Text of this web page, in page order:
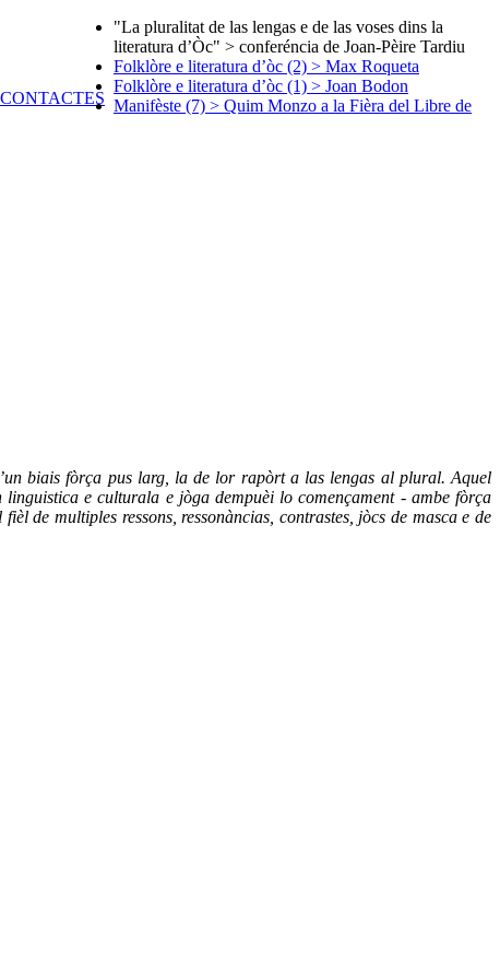
"La pluralitat de las lengas e de las voses dins la
literatura d’Òc" > conferéncia de Joan-Pèire Tardiu
Folklòre e literatura d’òc (2) > Max Roqueta
Folklòre e literatura d’òc (1) > Joan Bodon
Manifèste (7) > Quim Monzo a la Fièra del Libre de
biais fòrça pus larg, la de lor rapòrt a las lengas al plural. Aquel
e culturala e jòga dempuèi lo començament - ambe fòrça
de multiples ressons, ressonàncias, contrastes, jòcs de masca e de